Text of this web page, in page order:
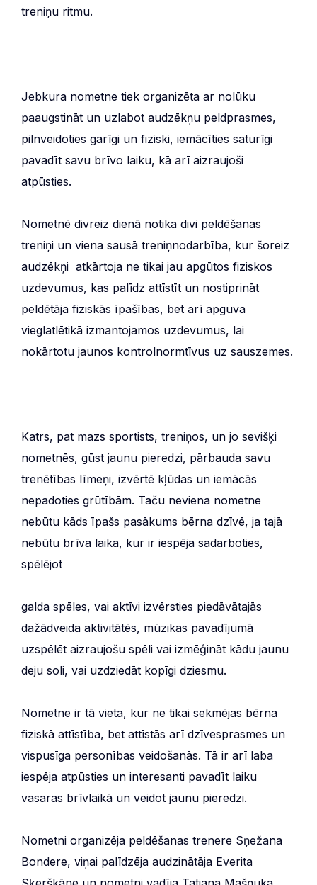
treniņu ritmu.
Jebkura nometne tiek organizēta ar nolūku
paaugstināt un uzlabot audzēkņu peldprasmes,
pilnveidoties garīgi un fiziski, iemācīties saturīgi
pavadīt savu brīvo laiku, kā arī aizraujoši
atpūsties.
Nometnē divreiz dienā notika divi peldēšanas
treniņi un viena sausā treniņnodarbība, kur šoreiz
audzēkņi atkārtoja ne tikai jau apgūtos fiziskos
uzdevumus, kas palīdz attīstīt un nostiprināt
peldētāja fiziskās īpašības, bet arī apguva
vieglatlētikā izmantojamos uzdevumus, lai
nokārtotu jaunos kontrolnormtīvus uz sauszemes.
Katrs, pat mazs sportists, treniņos, un jo sevišķi
nometnēs, gūst jaunu pieredzi, pārbauda savu
trenētības līmeņi, izvērtē kļūdas un iemācās
nepadoties grūtībām. Taču neviena nometne
nebūtu kāds īpašs pasākums bērna dzīvē, ja tajā
nebūtu brīva laika, kur ir iespēja sadarboties,
spēlējot
galda spēles, vai aktīvi izvērsties piedāvātajās
dažādveida aktivitātēs, mūzikas pavadījumā
uzspēlēt aizraujošu spēli vai izmēģināt kādu jaunu
deju soli, vai uzdziedāt kopīgi dziesmu.
Nometne ir tā vieta, kur ne tikai sekmējas bērna
fiziskā attīstība, bet attīstās arī dzīvesprasmes un
vispusīga personības veidošanās. Tā ir arī laba
iespēja atpūsties un interesanti pavadīt laiku
vasaras brīvlaikā un veidot jaunu pieredzi.
Nometni organizēja peldēšanas trenere Sņežana
Bondere, viņai palīdzēja audzinātāja Everita